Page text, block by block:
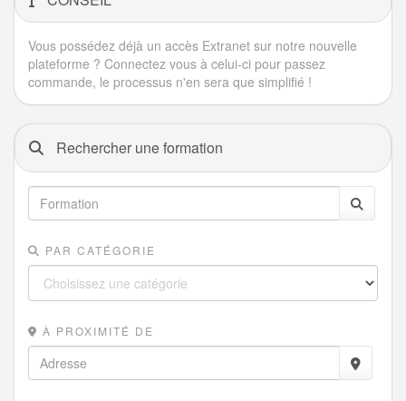
Vous possédez déjà un accès Extranet sur notre nouvelle
plateforme ? Connectez vous à celui-ci pour passez
commande, le processus n'en sera que simplifié !
Rechercher une formation
PAR CATÉGORIE
À PROXIMITÉ DE